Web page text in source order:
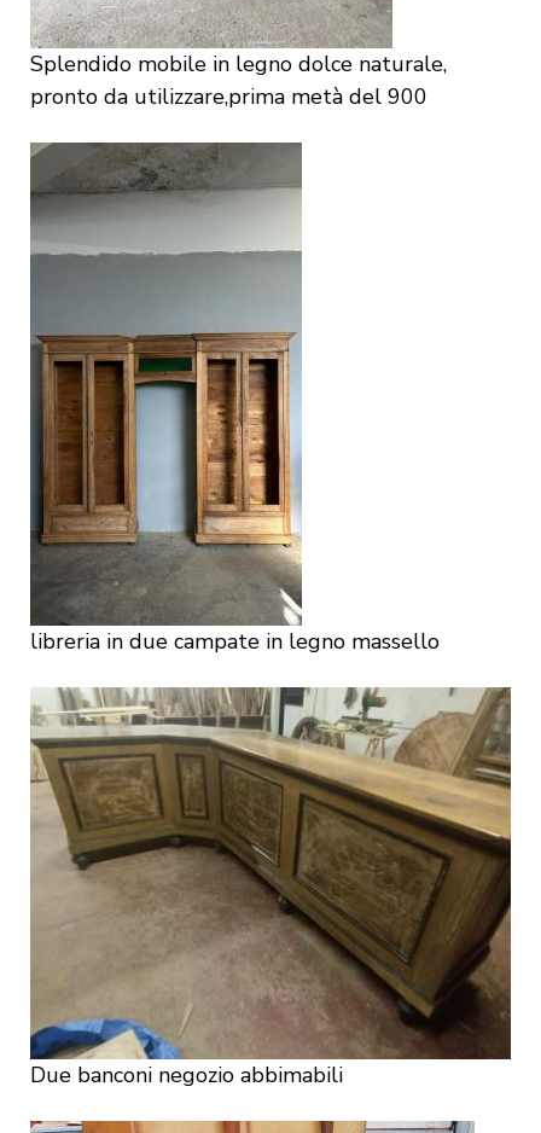
Splendido mobile in legno dolce naturale,
pronto da utilizzare,prima metà del 900
libreria in due campate in legno massello
Due banconi negozio abbimabili